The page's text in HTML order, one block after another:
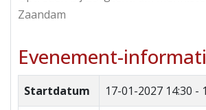
Zaandam
Evenement-
Startdatum 17-01-2027 14:30 -